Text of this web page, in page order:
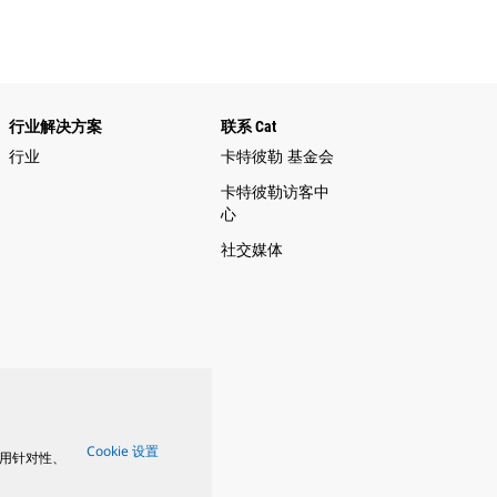
行业解决方案
行业
联系 Cat
卡特彼勒 基金会
卡特彼勒访客中
心
社交媒体
针对性、 Cookie 设置